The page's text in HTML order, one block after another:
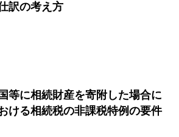
訳の考え方
国等に相続財産を寄附した場合に
ける相続税の非課税特例の要件